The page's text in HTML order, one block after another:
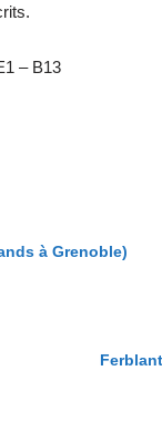
– B13
à Grenoble)